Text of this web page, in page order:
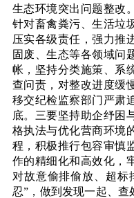
生态环境突出问题整改
针对畜禽粪污、生活垃
压实各级责任，强力推
固废、生态等各领域问
帐，坚持分类施策、系
查问责，对整改进度缓
移交纪检监察部门严肃
底。三要坚持助企纾困
格执法与优化营商环境
程，积极推行包容审慎
作的精细化和高效化，
对故意偷排偷放、超标
忍”，做到发现一起、